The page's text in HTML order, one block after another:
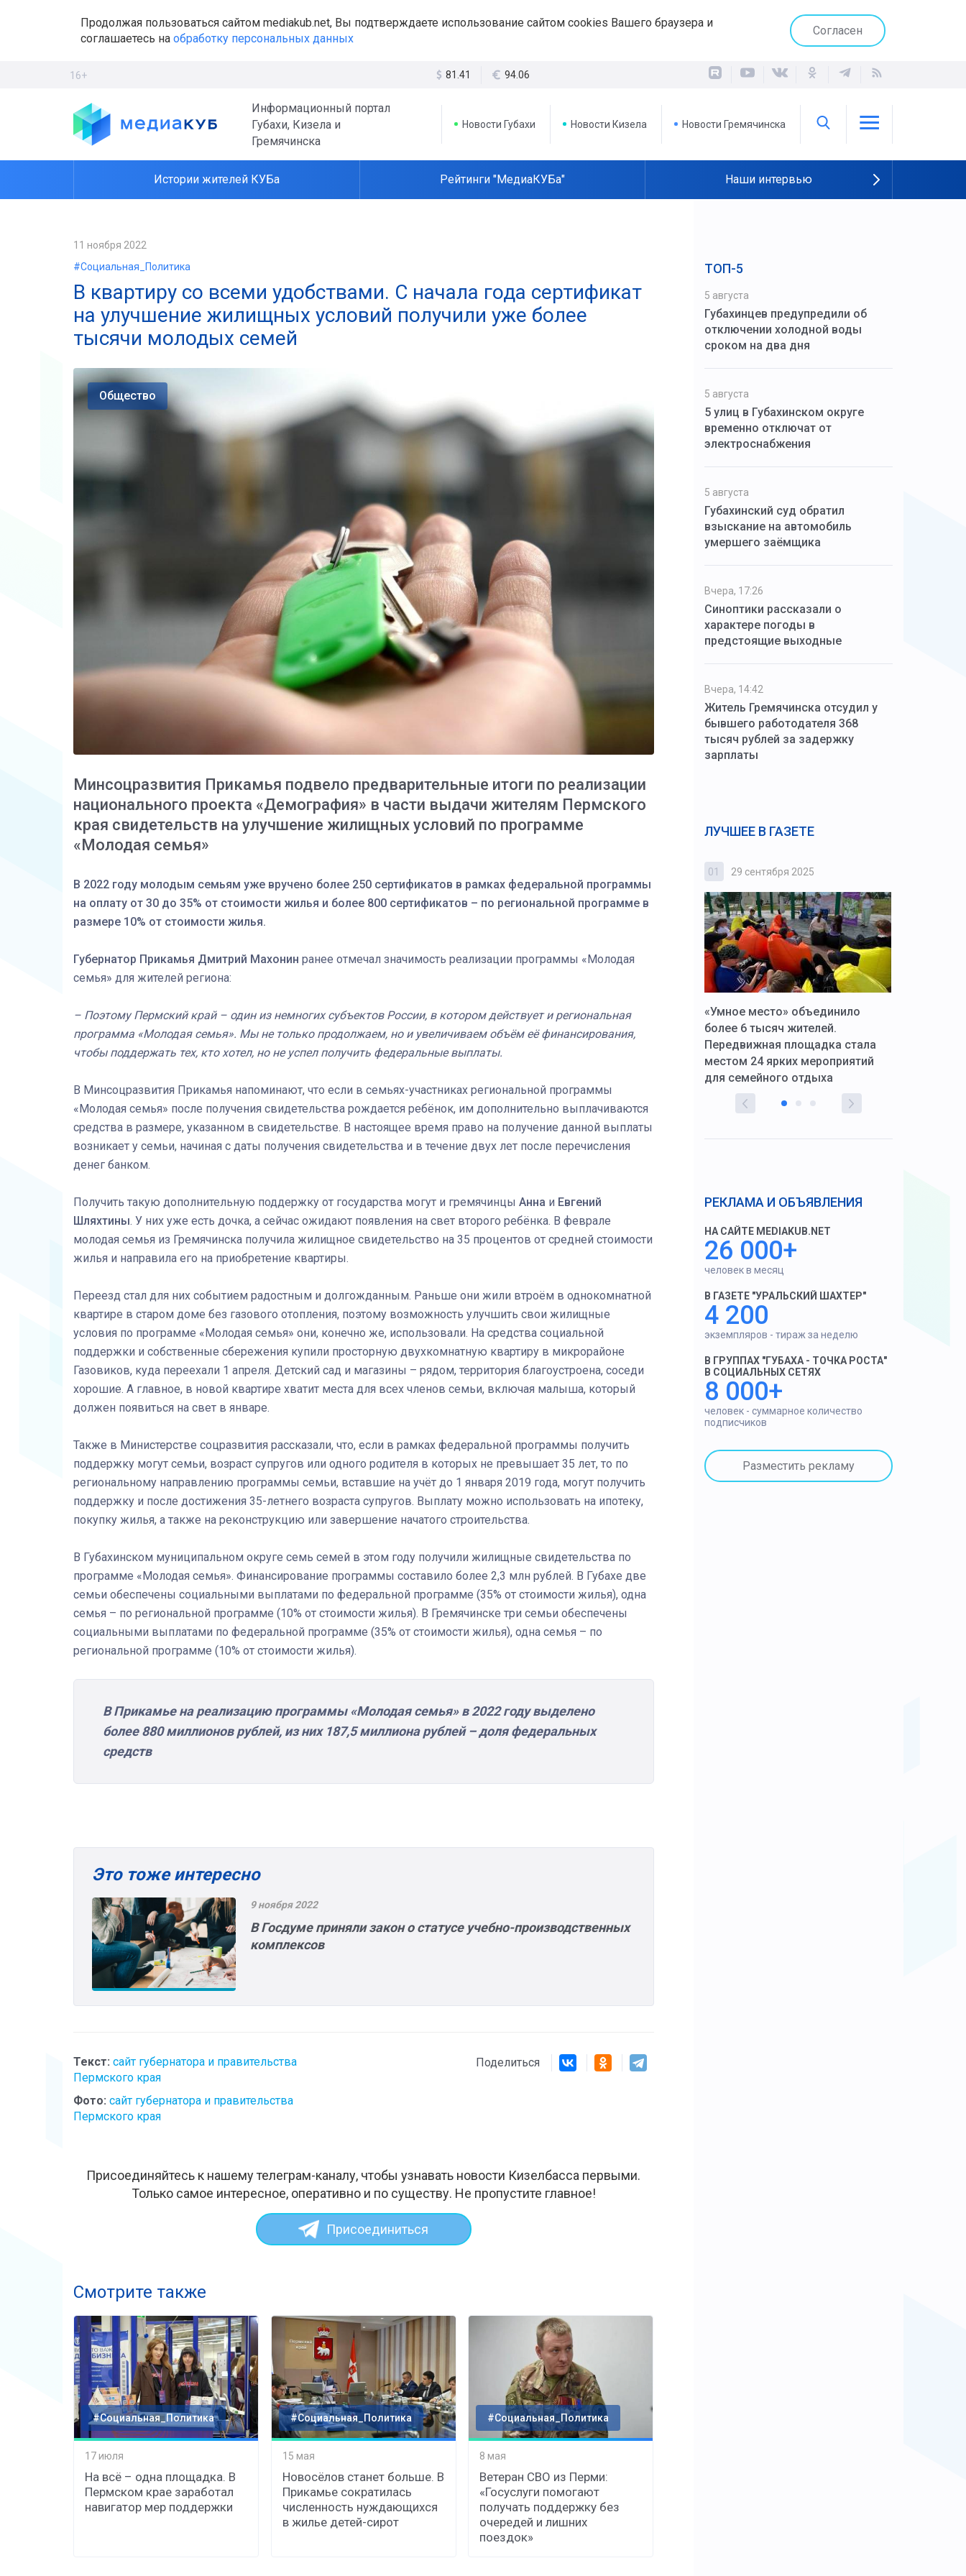
Продолжая пользоваться сайтом mediakub.net, Вы подтверждаете использование сайтом cookies Вашего браузера и
соглашаетесь на обработку персональных данных
Согласен
16+ 81.41 94.06
Информационный портал
Губахи, Кизела и
Гремячинска
Новости Губахи Новости Кизела Новости Гремячинска
Истории жителей КУБа Рейтинги "МедиаКУБа" Наши интервью
11 ноября 2022
#Социальная_Политика
В квартиру со всеми удобствами. С начала года сертификат
на улучшение жилищных условий получили уже более
тысячи молодых семей
Общество
Минсоцразвития Прикамья подвело предварительные итоги по реализации
национального проекта «Демография» в части выдачи жителям Пермского
края свидетельств на улучшение жилищных условий по программе
«Молодая семья»
В 2022 году молодым семьям уже вручено более 250 сертификатов в рамках федеральной программы
на оплату от 30 до 35% от стоимости жилья и более 800 сертификатов – по региональной программе в
размере 10% от стоимости жилья.
Губернатор Прикамья Дмитрий Махонин ранее отмечал значимость реализации программы «Молодая
семья» для жителей региона:
– Поэтому Пермский край – один из немногих субъектов России, в котором действует и региональная
программа «Молодая семья». Мы не только продолжаем, но и увеличиваем объём её финансирования,
чтобы поддержать тех, кто хотел, но не успел получить федеральные выплаты.
В Минсоцразвития Прикамья напоминают, что если в семьях-участниках региональной программы
«Молодая семья» после получения свидетельства рождается ребёнок, им дополнительно выплачиваются
средства в размере, указанном в свидетельстве. В настоящее время право на получение данной выплаты
возникает у семьи, начиная с даты получения свидетельства и в течение двух лет после перечисления
денег банком.
Получить такую дополнительную поддержку от государства могут и гремячинцы Анна и Евгений
Шляхтины. У них уже есть дочка, а сейчас ожидают появления на свет второго ребёнка. В феврале
молодая семья из Гремячинска получила жилищное свидетельство на 35 процентов от средней стоимости
жилья и направила его на приобретение квартиры.
Переезд стал для них событием радостным и долгожданным. Раньше они жили втроём в однокомнатной
квартире в старом доме без газового отопления, поэтому возможность улучшить свои жилищные
условия по программе «Молодая семья» они, конечно же, использовали. На средства социальной
поддержки и собственные сбережения купили просторную двухкомнатную квартиру в микрорайоне
Газовиков, куда переехали 1 апреля. Детский сад и магазины – рядом, территория благоустроена, соседи
хорошие. А главное, в новой квартире хватит места для всех членов семьи, включая малыша, который
должен появиться на свет в январе.
Также в Министерстве соцразвития рассказали, что, если в рамках федеральной программы получить
поддержку могут семьи, возраст супругов или одного родителя в которых не превышает 35 лет, то по
региональному направлению программы семьи, вставшие на учёт до 1 января 2019 года, могут получить
поддержку и после достижения 35-летнего возраста супругов. Выплату можно использовать на ипотеку,
покупку жилья, а также на реконструкцию или завершение начатого строительства.
В Губахинском муниципальном округе семь семей в этом году получили жилищные свидетельства по
программе «Молодая семья». Финансирование программы составило более 2,3 млн рублей. В Губахе две
семьи обеспечены социальными выплатами по федеральной программе (35% от стоимости жилья), одна
семья – по региональной программе (10% от стоимости жилья). В Гремячинске три семьи обеспечены
социальными выплатами по федеральной программе (35% от стоимости жилья), одна семья – по
региональной программе (10% от стоимости жилья).
В Прикамье на реализацию программы «Молодая семья» в 2022 году выделено
более 880 миллионов рублей, из них 187,5 миллиона рублей – доля федеральных
средств
Это тоже интересно
9 ноября 2022
В Госдуме приняли закон о статусе учебно-производственных
комплексов
Текст: сайт губернатора и правительства
Пермского края
Фото: сайт губернатора и правительства
Пермского края
Поделиться
Присоединяйтесь к нашему телеграм-каналу, чтобы узнавать новости Кизелбасса первыми.
Только самое интересное, оперативно и по существу. Не пропустите главное!
Присоединиться
Смотрите также
#Социальная_Политика
17 июля
На всё – одна площадка. В
Пермском крае заработал
навигатор мер поддержки
#Социальная_Политика
15 мая
Новосёлов станет больше. В
Прикамье сократилась
численность нуждающихся
в жилье детей-сирот
#Социальная_Политика
8 мая
Ветеран СВО из Перми:
«Госуслуги помогают
получать поддержку без
очередей и лишних
поездок»
ТОП-5
5 августа
Губахинцев предупредили об
отключении холодной воды
сроком на два дня
5 августа
5 улиц в Губахинском округе
временно отключат от
электроснабжения
5 августа
Губахинский суд обратил
взыскание на автомобиль
умершего заёмщика
Вчера, 17:26
Синоптики рассказали о
характере погоды в
предстоящие выходные
Вчера, 14:42
Житель Гремячинска отсудил у
бывшего работодателя 368
тысяч рублей за задержку
зарплаты
ЛУЧШЕЕ В ГАЗЕТЕ
Штурмовик огня. Казак Алексей
Коробов после возвращения со
спецоперации сделал
01 29 сентября 2025
«Умное место» объединило
более 6 тысяч жителей.
Передвижная площадка стала
местом 24 ярких мероприятий
для семейного отдыха
РЕКЛАМА И ОБЪЯВЛЕНИЯ
НА САЙТЕ MEDIAKUB.NET
26 000+
человек в месяц
В ГАЗЕТЕ "УРАЛЬСКИЙ ШАХТЕР"
4 200
экземпляров - тираж за неделю
В ГРУППАХ "ГУБАХА - ТОЧКА РОСТА"
В СОЦИАЛЬНЫХ СЕТЯХ
8 000+
человек - суммарное количество
подписчиков
Разместить рекламу